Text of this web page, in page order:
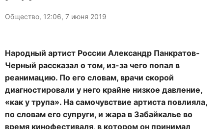
Общество, 12:06, 7 июня 2019
Народный артист России Александр Панкратов-
Черный рассказал о том, из-за чего попал в
реанимацию. По его словам, врачи скорой
диагностировали у него крайне низкое давление,
«как у трупа». На самочувствие артиста повлияла,
по словам его супруги, и жара в Забайкалье во
время кинофестиваля, в котором он принимал